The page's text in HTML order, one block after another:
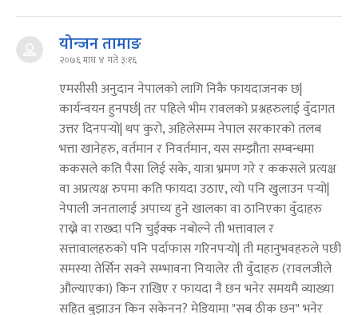
योन्जन तामाङ
२०७६ माघ ४ गते ३:१६
एमसीसी अनुदान नेपालको लागि निकै फायदाजनक छ|
कार्यन्वयन हुनपर्छ| तर पहिले भीम रावलको प्रश्नहरुलाई वुँदागत
उत्तर दिनपर्‍यो| थप कुरो, अहिलेसम्म नेपाल सरकारको तलब
भत्ता खानेहरु, वर्तमान र निवर्तमान, यस सम्झौता सम्बन्धमा
ककसले कति पैसा लिई सके, यात्रा भ्रमण गरे र ककसले प्रत्यक्ष
वा अप्रत्यक्ष रुपमा कति फायदा उठाए, त्यो पनि खुलाउन पर्‍यो|
नेपाली जनतालाई अपाच्य हुने खालका वा ठानिएका वुँदाहरु
राख्ने वा राख्दा पनि चुईक्क नबोल्ने ती भत्तावाल र
सत्तावालहरुको पनि पर्दाफास गरिनपर्‍यो| ती महानुभवहरुले पछी
समस्या तेर्सिन सक्ने सम्भावना नियालेर ती वुँदाहरु (रावलजीले
औल्याएका) किन राखिए र फायदा नै छन भनेर समयमै व्याख्या
सहित बुझाउन किन सकेनन? मेडियामा "सब ठीक छन" भनेर